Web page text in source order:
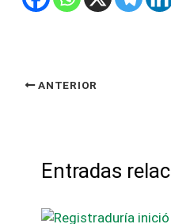
ANTERIOR
Entradas